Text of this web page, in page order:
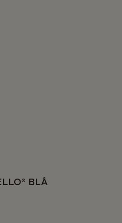
BLÅ